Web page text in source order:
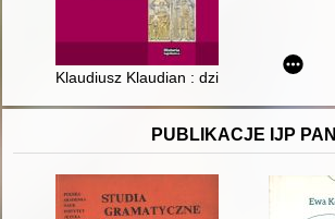
Klaudiusz Klaudian : dzieła zebrane. T. 1,
PUBLIKACJE IJP PAN